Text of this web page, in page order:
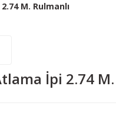
M. Rulmanlı
İpi 2.74